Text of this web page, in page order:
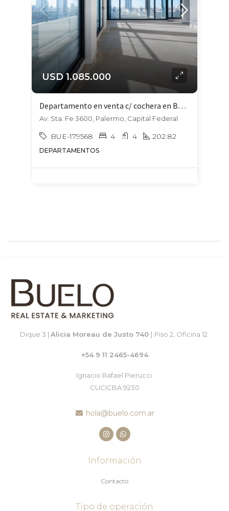
USD 1.085.000
Departamento en venta c/ cochera en Botánico
Av. Sta. Fe 3600, Palermo, Capital Federal
BUE-179568 4 4 202.82
DEPARTAMENTOS
Dique 3 | Alicia Moreau de Justo 740 | Piso 2, Oficina 12
+54 9 11 2465-4694
Ignacio Rafael Pierucci
CUCICBA 9230
hola@buelo.com.ar
Información
Contacto
Tipo de operación